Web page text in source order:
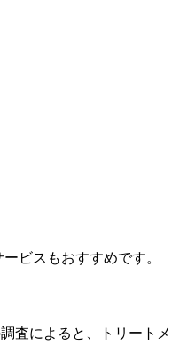
ビスもおすすめです。
によると、トリート